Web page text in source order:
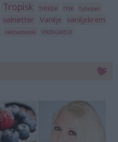
Tropisk TYRKISK TYSK Tyttebær
valnøtter Vanilje vaniljekrem
vietnamesisk
VIKINGMELK